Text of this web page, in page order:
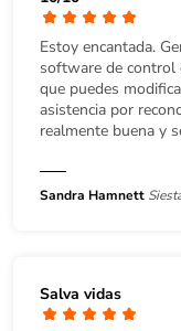
Estoy encantada.
software de control
que puedes
asistencia por
realmente buena y
Sandra Hamnett
Salva vidas